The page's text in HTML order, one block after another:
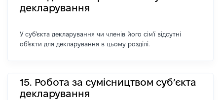
декларування
У суб'єкта декларування чи членів його сім'ї відсутні
об'єкти для декларування в цьому розділі.
15. Робота за сумісництвом суб’єкта
декларування